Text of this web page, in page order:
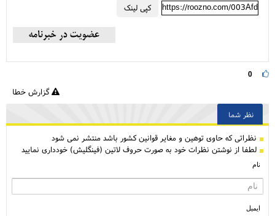
کپی لینک https://roozno.com/003Afd
0
گزارش خطا
نظر شما
نظراتی كه حاوی توهین و مغایر قوانین کشور باشد منتشر نمی شود
لطفا از نوشتن نظرات خود به صورت حروف لاتین (فینگلیش) خودداری نمایید
نام
ایمیل